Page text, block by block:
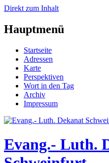
Direkt zum Inhalt
Hauptmenü
Startseite
Adressen
Karte
Perspektiven
Wort in den Tag
Archiv
Impressum
Evang.- Luth.